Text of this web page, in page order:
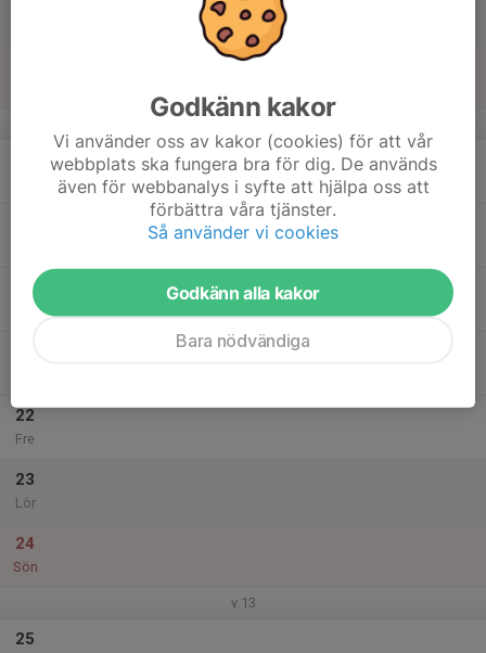
20
Ons
22
Fre
23
Lör
24
Sön
v.13
25
Godkänn kakor
Vi använder oss av kakor (cookies) för att vår
webbplats ska fungera bra för dig. De används
även för webbanalys i syfte att hjälpa oss att
förbättra våra tjänster.
Så använder vi cookies
Godkänn alla kakor
Bara nödvändiga